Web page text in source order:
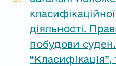
діяльності.
побудови
“Класифікація”,